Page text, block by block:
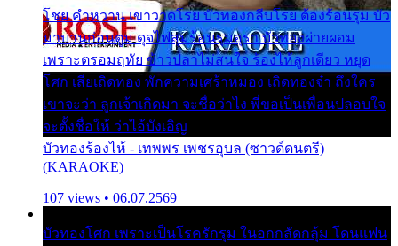
โชย คำหวาน เขาวาดโรย บัวทองกลีบโรย ต้องร้อนรุม บัว
มาบานก่อนตูม ดุจไฟสุมร้อนรุมอุรา บัวทองผ่ายผอม
เพราะตรอมฤทัย ข้าวปลาไม่สนใจ ร้องไห้ลูกเดียว หยุด
โศก เสียเถิดทอง พักความเศร้าหมอง เถิดทองจ๋า ถึงใคร
เขาจะว่า ลูกเจ้าเกิดมา จะชื่อว่าไง พี่ขอเป็นเพื่อนปลอบใจ
จะตั้งชื่อให้ ว่าไอ้บังเอิญ
บัวทองร้องไห้ - เทพพร เพชรอุบล (ซาวด์ดนตรี)
(KARAOKE)
107 views • 06.07.2569
บัวทองโศก เพราะเป็นโรครักรุม ในอกกลัดกลุ้ม โดนแฟน